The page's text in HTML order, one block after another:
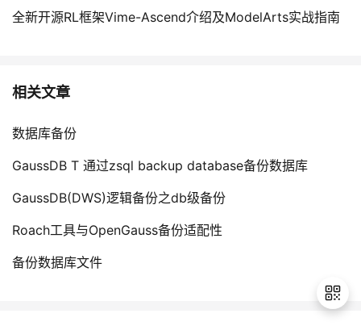
全新开源RL框架Vime-Ascend介绍及ModelArts实战指南
相关文章
数据库备份
GaussDB T 通过zsql backup database备份数据库
GaussDB(DWS)逻辑备份之db级备份
Roach工具与OpenGauss备份适配性
备份数据库文件